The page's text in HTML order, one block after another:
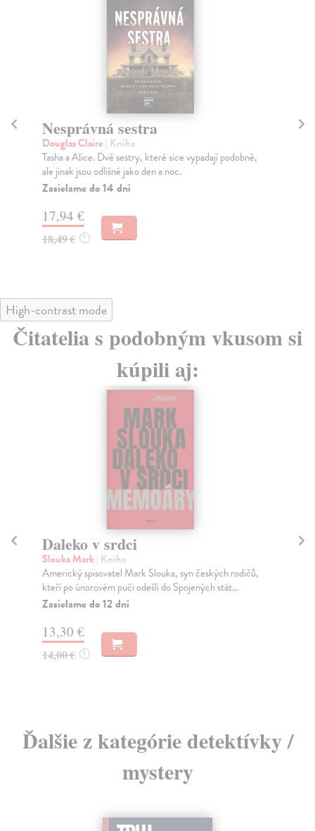
Nesprávná sestra
Douglas Claire | Kniha
Tasha a Alice. Dvě sestry, které sice vypadají podobně,
ale jinak jsou odlišné jako den a noc.
Zasielame do 14 dní
17,94 €
18,49 € ?
High-contrast mode
Čitatelia s podobným vkusom si
kúpili aj:
Daleko v srdci
Slouka Mark| Kniha
Americký spisovatel Mark Slouka, syn českých rodičů,
kteří po únorovém puči odešli do Spojených stát...
Zasielame do 12 dní
13,30 €
14,00 € ?
Ďalšie z kategórie detektívky /
mystery